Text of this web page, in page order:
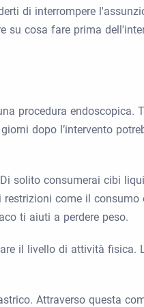
di interrompere
su cosa fare prima
procedura endoscopica.
dopo l’intervento
solito consumerai cibi
come il
ti aiuti a perdere peso.
il livello di attività fisica.
Attraverso questa